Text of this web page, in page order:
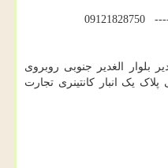
بلوار الغدیر جنوبی روبروی
یک انبار کانتینری تجارت